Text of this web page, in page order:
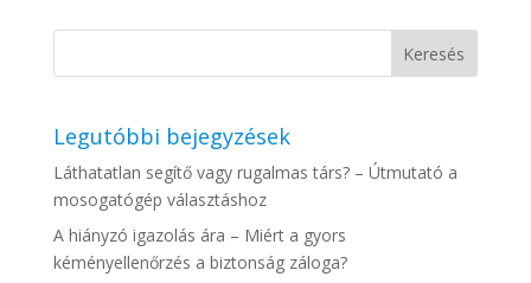
Legutóbbi bejegyzések
Láthatatlan segítő vagy rugalmas társ? – Útmutató a
mosogatógép választáshoz
A hiányzó igazolás ára – Miért a gyors
kéményellenőrzés a biztonság záloga?